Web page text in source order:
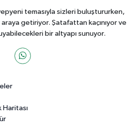
temasıyla sizleri buluştururken,
getiriyor. Şatafattan kaçınıyor ve
bir altyapı sunuyor.
Haritası